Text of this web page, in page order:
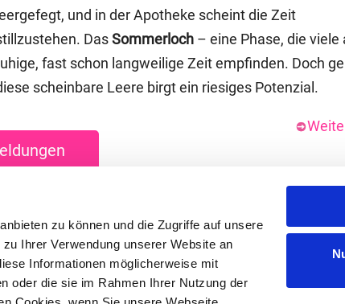
zu können und die Zugriffe auf unsere
Ihrer Verwendung unserer Website an
Informationen möglicherweise mit
oder die sie im Rahmen Ihrer Nutzung der
und in der Apotheke scheint die Zeit
DasSommerloch – eine Phase, die viele
fast schon langweilige Zeit empfinden. Doch
scheinbare Leere birgt ein riesiges Potenzial.